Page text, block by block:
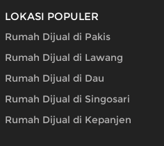
LOKASI POPULER
Rumah Dijual di Pakis
Rumah Dijual di Lawang
Rumah Dijual di Dau
Rumah Dijual di Singosari
Rumah Dijual di Kepanjen